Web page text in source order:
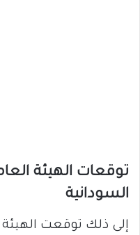
توقعات الهيئة
السودانية
إلى ذلك توقعت الهيئة